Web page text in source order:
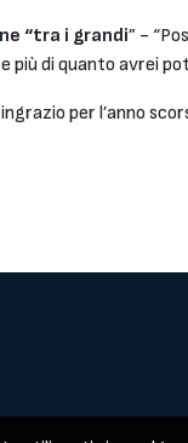
“tra i grandi” -
più di quanto avrei
per l’anno